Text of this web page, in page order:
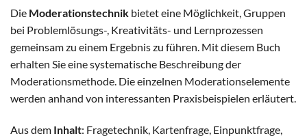
Die Moderationstechnik bietet eine Möglichkeit, Gruppen
bei Problemlösungs-, Kreativitäts- und Lernprozessen
gemeinsam zu einem Ergebnis zu führen. Mit diesem Buch
erhalten Sie eine systematische Beschreibung der
Moderationsmethode. Die einzelnen Moderationselemente
werden anhand von interessanten Praxisbeispielen erläutert.
Aus dem Inhalt: Fragetechnik, Kartenfrage, Einpunktfrage,